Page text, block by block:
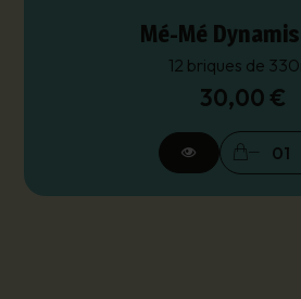
Mé-Mé
12 briques de
30,00 €